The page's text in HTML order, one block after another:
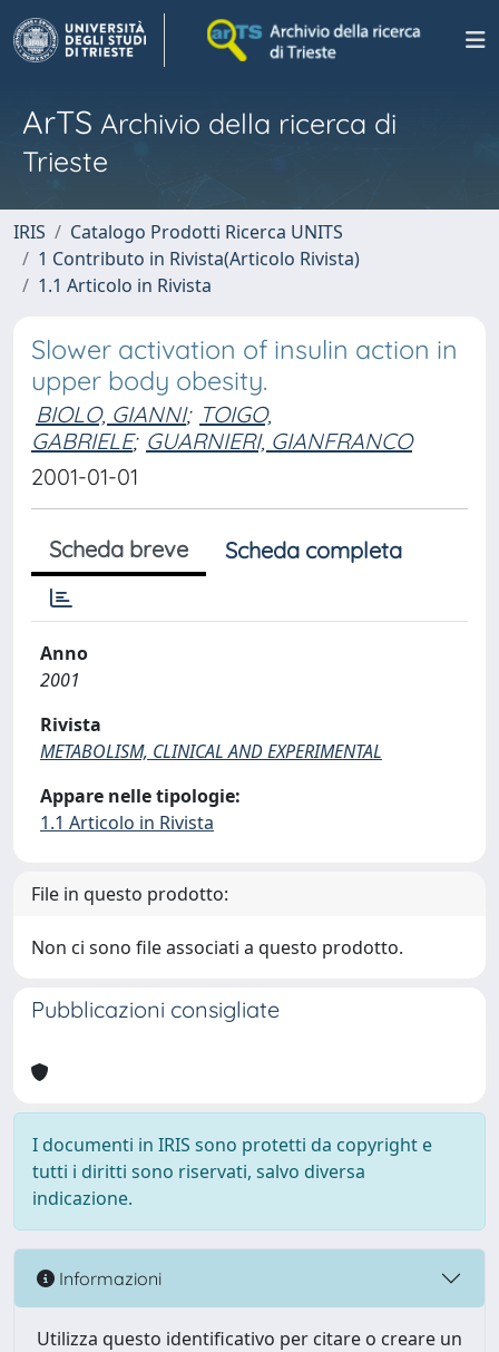
ArTS Archivio della ricerca di
Trieste
IRIS
Catalogo Prodotti Ricerca UNITS
1 Contributo in Rivista(Articolo Rivista)
1.1 Articolo in Rivista
Slower activation of insulin action in
upper body obesity.
BIOLO, GIANNI; TOIGO,
GABRIELE; GUARNIERI, GIANFRANCO
2001-01-01
Scheda breve Scheda completa
Anno
2001
Rivista
METABOLISM, CLINICAL AND EXPERIMENTAL
Appare nelle tipologie:
1.1 Articolo in Rivista
File in questo prodotto:
Non ci sono file associati a questo prodotto.
Pubblicazioni consigliate
I documenti in IRIS sono protetti da copyright e
tutti i diritti sono riservati, salvo diversa
indicazione.
Informazioni
Utilizza questo identificativo per citare o creare un